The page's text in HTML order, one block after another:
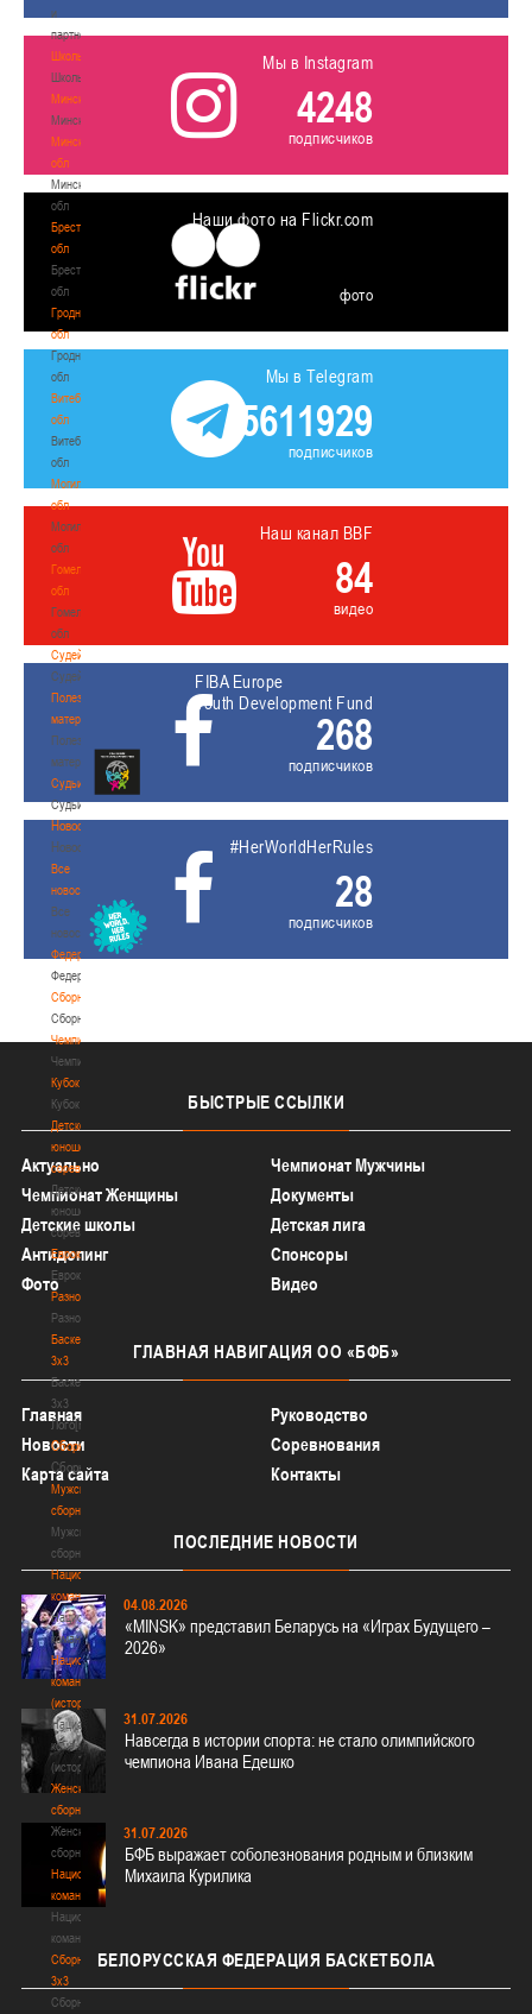
и
партнеры
Школы
Школы
Минск
Минск
Минская
обл
Минская
обл
Брестская
обл
Брестская
обл
Гродненская
обл
Гродненская
обл
Витебская
обл
Витебская
обл
Могилевская
обл
Могилевская
обл
Гомельская
обл
Гомельская
обл
Судейство
Судейство
Полезные
материалы
Полезные
материалы
Судьи
Судьи
Новости
Новости
Все
новости
Все
новости
Федерация
Федерация
Сборные
Сборные
Чемпионат
Чемпионат
Кубок
Кубок
Детско-
юношеские
соревнования
Детско-
юношеские
соревнования
Еврокубки
Еврокубки
Разное
Разное
Баскетбол
3х3
Баскетбол
3х3
Лого[modid=121]
Сборные
Сборные
Мужские
сборные
Мужские
сборные
Национальная
команда
Национальная
команда
Национальная
команда
(история)
Национальная
команда
(история)
Женские
сборные
Женские
сборные
Национальная
команда
Национальная
команда
Сборные
3х3
Сборные
Мы в Instagram
4248
подписчиков
Наши фото на Flickr.com
фото
Мы в Telegram
5611929
подписчиков
Наш канал BBF
84
видео
FIBA Europe
Youth Development Fund
268
подписчиков
#HerWorldHerRules
28
подписчиков
БЫСТРЫЕ ССЫЛКИ
Актуально
Чемпионат Мужчины
Чемпионат Женщины
Документы
Детские школы
Детская лига
Антидопинг
Спонсоры
Фото
Видео
ГЛАВНАЯ НАВИГАЦИЯ ОО «БФБ»
Главная
Руководство
Новости
Соревнования
Карта сайта
Контакты
ПОСЛЕДНИЕ НОВОСТИ
04.08.2026
«MINSK» представил Беларусь на «Играх Будущего –
2026»
31.07.2026
Навсегда в истории спорта: не стало олимпийского
чемпиона Ивана Едешко
31.07.2026
БФБ выражает соболезнования родным и близким
Михаила Курилика
БЕЛОРУССКАЯ ФЕДЕРАЦИЯ БАСКЕТБОЛА